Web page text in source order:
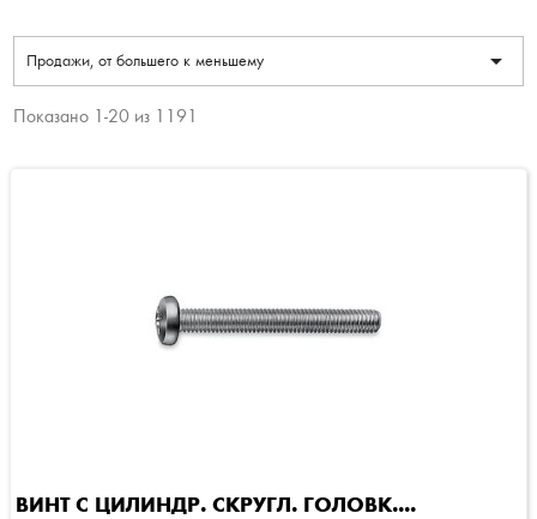
Продажи, от большего к меньшему 
Показано 1-20 из 1191
ВИНТ С ЦИЛИНДР. СКРУГЛ. ГОЛОВК....